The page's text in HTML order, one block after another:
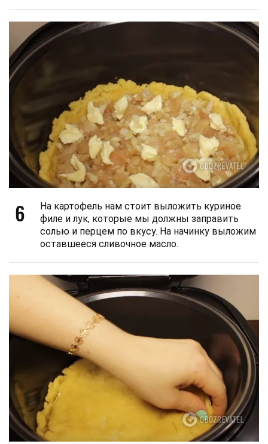
6
На картофель нам стоит выложить куриное
филе и лук, которые мы должны заправить
солью и перцем по вкусу. На начинку выложим
оставшееся сливочное масло.